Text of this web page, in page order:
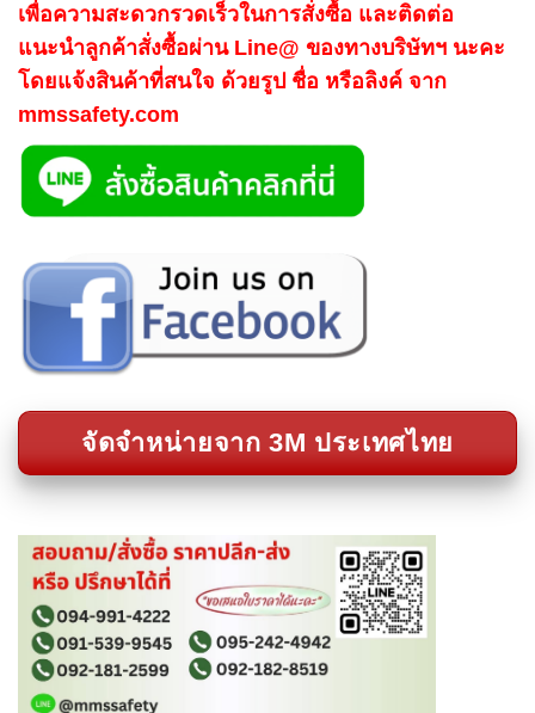
เพื่อความสะดวกรวดเร็วในการสั่งซื้อ และติดต่อ
แนะนำลูกค้าสั่งซื้อผ่าน Line@ ของทางบริษัทฯ นะคะ
โดยแจ้งสินค้าที่สนใจ ด้วยรูป ชื่อ หรือลิงค์ จาก
mmssafety.com
จัดจำหน่ายจาก 3M ประเทศไทย